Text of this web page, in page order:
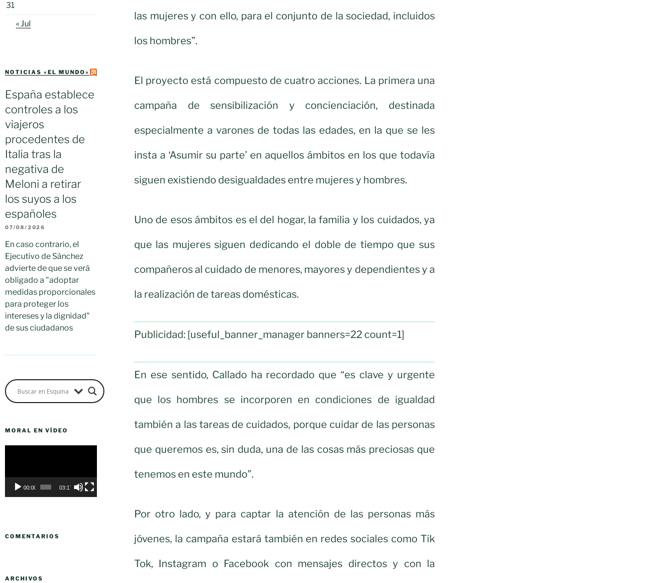
31
« Jul
NOTICIAS «EL MUNDO»
España establece
controles a los
viajeros
procedentes de
Italia tras la
negativa de
Meloni a retirar
los suyos a los
españoles
07/08/2026
En caso contrario, el
Ejecutivo de Sánchez
advierte de que se verá
obligado a "adoptar
medidas proporcionales
para proteger los
intereses y la dignidad"
de sus ciudadanos
MORAL EN VÍDEO
00:00 03:17
COMENTARIOS
ARCHIVOS
las mujeres y con ello, para el conjunto de la sociedad, incluidos
los hombres”.
El proyecto está compuesto de cuatro acciones. La primera una
campaña de sensibilización y concienciación, destinada
especialmente a varones de todas las edades, en la que se les
insta a ‘Asumir su parte’ en aquellos ámbitos en los que todavía
siguen existiendo desigualdades entre mujeres y hombres.
Uno de esos ámbitos es el del hogar, la familia y los cuidados, ya
que las mujeres siguen dedicando el doble de tiempo que sus
compañeros al cuidado de menores, mayores y dependientes y a
la realización de tareas domésticas.
Publicidad: [useful_banner_manager banners=22 count=1]
En ese sentido, Callado ha recordado que “es clave y urgente
que los hombres se incorporen en condiciones de igualdad
también a las tareas de cuidados, porque cuidar de las personas
que queremos es, sin duda, una de las cosas más preciosas que
tenemos en este mundo”.
Por otro lado, y para captar la atención de las personas más
jóvenes, la campaña estará también en redes sociales como Tik
Tok, Instagram o Facebook con mensajes directos y con la